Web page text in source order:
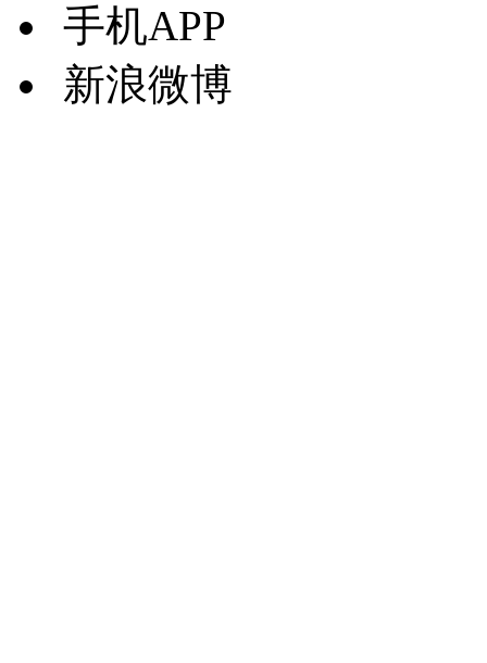
手机APP
新浪微博